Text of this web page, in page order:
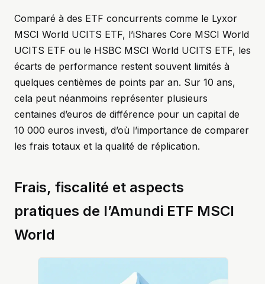
Comparé à des ETF concurrents comme le Lyxor
MSCI World UCITS ETF, l’iShares Core MSCI World
UCITS ETF ou le HSBC MSCI World UCITS ETF, les
écarts de performance restent souvent limités à
quelques centièmes de points par an. Sur 10 ans,
cela peut néanmoins représenter plusieurs
centaines d’euros de différence pour un capital de
10 000 euros investi, d’où l’importance de comparer
les frais totaux et la qualité de réplication.
Frais, fiscalité et aspects
pratiques de l’Amundi ETF MSCI
World